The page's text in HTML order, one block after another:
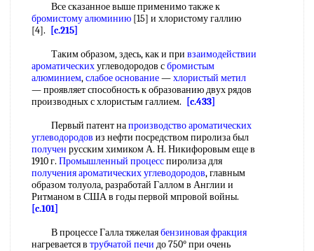
Все сказанное выше применимо также к
бромистому алюминию [15] и хлористому галлию
[4].
[c.215]
Таким образом, здесь, как и при взаимодействии
ароматическихуглеводородов сбромистым
алюминием,слабое основание—хлористый метил
— проявляет способность к образованию двух рядов
производных с хлористым галлием.
[c.433]
Первый патент напроизводство ароматических
углеводородов из нефти посредством пиролиза был
получен русским химиком А. Н. Никифоровым еще в
1910 г. Промышленный процесспиролиза для
получения ароматических углеводородов, главным
образом толуола, разработай Галлом в Англии и
Ритманом в США в годы первой мпровой войны.
[c.101]
В процессе Галла тяжелаябензиновая фракция
нагревается в трубчатой печи до 750° при очень